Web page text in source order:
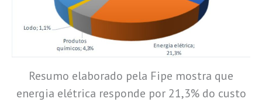
Resumo elaborado pela Fipe mostra que
energia elétrica responde por 21,3% do custo